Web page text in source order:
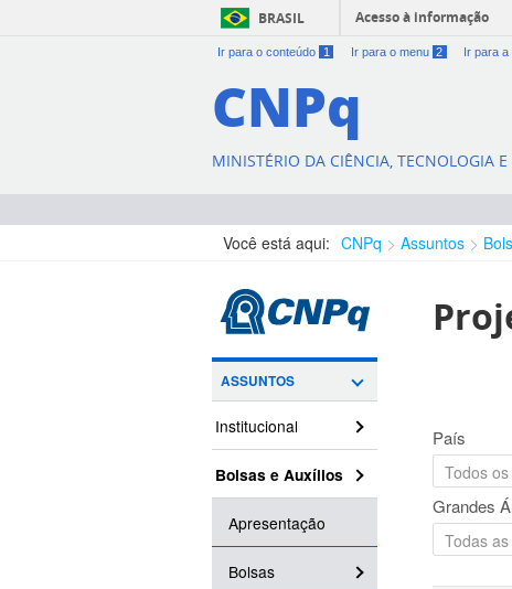
BRASIL Acesso à informação
Ir para o conteúdo 1 Ir para o menu 2 Ir para a
CNPq
MINISTÉRIO DA CIÊNCIA, TECNOLOGIA E
Você está aqui: CNPq Assuntos
ASSUNTOS
Institucional
Bolsas e Auxílios
Apresentação
Bolsas
País
Grandes